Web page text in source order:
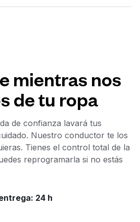
mientras nos
de tu ropa
de confianza lavará tus
Nuestro conductor te los
Tienes el control total de la
reprogramarla si no estás
24 h